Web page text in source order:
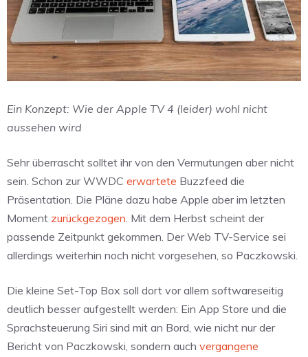
Ein Konzept: Wie der Apple TV 4 (leider) wohl nicht
aussehen wird
Sehr überrascht solltet ihr von den Vermutungen aber nicht
sein. Schon zur WWDC erwartete Buzzfeed die
Präsentation. Die Pläne dazu habe Apple aber im letzten
Moment zurückgezogen. Mit dem Herbst scheint der
passende Zeitpunkt gekommen. Der Web TV-Service sei
allerdings weiterhin noch nicht vorgesehen, so Paczkowski.
Die kleine Set-Top Box soll dort vor allem softwareseitig
deutlich besser aufgestellt werden: Ein App Store und die
Sprachsteuerung Siri sind mit an Bord, wie nicht nur der
Bericht von Paczkowski, sondern auch vergangene